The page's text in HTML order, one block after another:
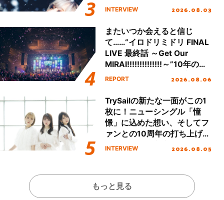
「Amore」インタビュー
INTERVIEW 2026.08.03
またいつか会えると信じ
て……“イロドリミドリ FINAL
LIVE 最終話 ～Get Our
MIRAI!!!!!!!!!!!!!!～”10年の活
動を経てファイナルを迎える
REPORT 2026.08.06
TrySailの新たな一面がこの1
枚に！ニューシングル「憧
憬」に込めた想い、そしてフ
ァンとの10周年の打ち上げラ
イブを終えた心境を聞いた。
INTERVIEW 2026.08.05
もっと見る